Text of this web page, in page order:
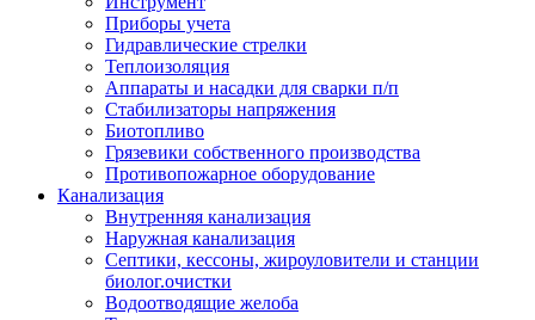
Приборы учета
Гидравлические стрелки
Теплоизоляция
Аппараты и насадки для сварки п/п
Стабилизаторы напряжения
Биотопливо
Грязевики собственного производства
Противопожарное оборудование
Канализация
Внутренняя канализация
Наружная канализация
Септики, кессоны, жироуловители и станции
биолог.очистки
Водоотводящие желоба